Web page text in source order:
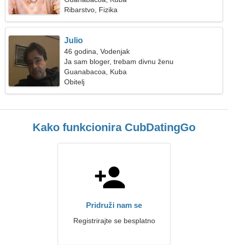
Ribarstvo, Fizika
Julio
46 godina, Vodenjak
Ja sam bloger, trebam divnu ženu
Guanabacoa, Kuba
Obitelj
Kako funkcionira CubDatingGo
Pridruži nam se
Registrirajte se besplatno